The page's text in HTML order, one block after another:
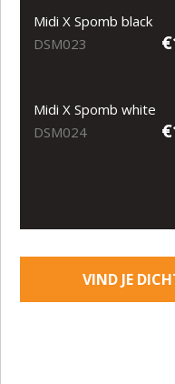
Midi X Spomb black
DSM023
Midi X Spomb white
DSM024
VIND JE